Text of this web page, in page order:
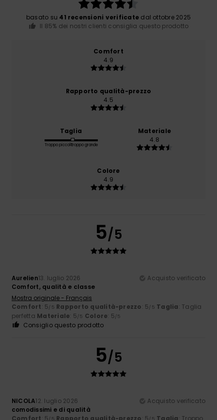
basato su 41 recensioni verificate dal ottobre 2025
Il 85% dei nostri clienti consiglia questo prodotto
Comfort
4.9
Rapporto qualità-prezzo
4.5
Taglia
Troppo piccoloTroppo grande
Materiale
4.8
Colore
4.9
5/5
Aurelien13. luglio 2026
Acquisto verificato
Comfort, qualità e classe
Mostra originale - Français
Comfort: 5/5 Rapporto qualità-prezzo: 5/5 Taglia: Taglia
perfetta Materiale: 5/5 Colore: 5/5
Consiglio questo prodotto
5/5
NICOLA12. luglio 2026
Acquisto verificato
comodissimi e di qualità
Comfort: 5 /5 Rapporto qualità-prezzo: 5 /5 Taglia: Troppo